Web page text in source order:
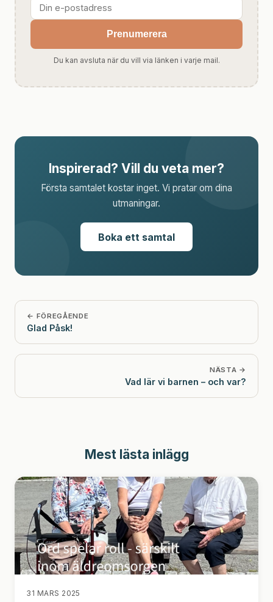
Prenumerera
Du kan avsluta när du vill via länken i varje mail.
Inspirerad? Vill du veta mer?
Första samtalet kostar inget. Vi pratar om dina
utmaningar.
Boka ett samtal
← FÖREGÅENDE
Glad Påsk!
NÄSTA →
Vad lär vi barnen – och var?
Mest lästa inlägg
31 MARS 2025